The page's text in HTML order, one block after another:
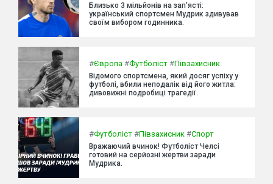
Близько 3 мільйонів на зап'ясті:
український спортсмен Мудрик здивував
своїм вибором годинника.
#Європа #Футболіст #Півзахисник
Відомого спортсмена, який досяг успіху у
футболі, вбили неподалік від його житла:
дивовижні подробиці трагедії.
#Футболіст #Півзахисник #Спорт
Вражаючий вчинок! Футболіст Челсі
готовий на серйозні жертви заради
Мудрика.